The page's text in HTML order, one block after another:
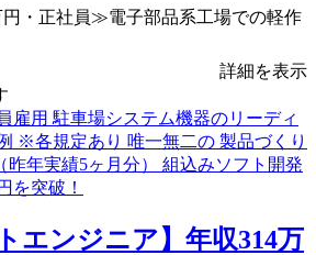
・正社員≫電子部品系工場での軽作
詳細を表示
エンジニア】年収314万